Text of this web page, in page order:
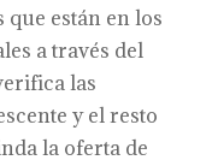
están en los
a través del
las
y el resto
la oferta de